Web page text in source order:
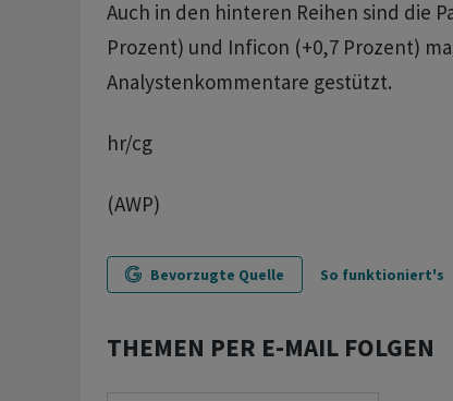
Auch in den hinteren Reihen sind die
Prozent) und Inficon (+0,7 Prozent)
Analystenkommentare gestützt.
hr/cg
(AWP)
Bevorzugte Quelle So funktioniert's
THEMEN PER E-MAIL FOLGEN